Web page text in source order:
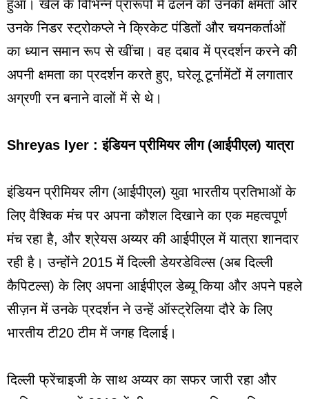
हुआ। खेल के विभिन्न प्रारूपों में ढलने की उनकी क्षमता और
उनके निडर स्ट्रोकप्ले ने क्रिकेट पंडितों और चयनकर्ताओं
का ध्यान समान रूप से खींचा। वह दबाव में प्रदर्शन करने की
अपनी क्षमता का प्रदर्शन करते हुए, घरेलू टूर्नामेंटों में लगातार
अग्रणी रन बनाने वालों में से थे।
Shreyas Iyer : इंडियन प्रीमियर लीग (आईपीएल) यात्रा
इंडियन प्रीमियर लीग (आईपीएल) युवा भारतीय प्रतिभाओं के
लिए वैश्विक मंच पर अपना कौशल दिखाने का एक महत्वपूर्ण
मंच रहा है, और श्रेयस अय्यर की आईपीएल में यात्रा शानदार
रही है। उन्होंने 2015 में दिल्ली डेयरडेविल्स (अब दिल्ली
कैपिटल्स) के लिए अपना आईपीएल डेब्यू किया और अपने पहले
सीज़न में उनके प्रदर्शन ने उन्हें ऑस्ट्रेलिया दौरे के लिए
भारतीय टी20 टीम में जगह दिलाई।
दिल्ली फ्रेंचाइजी के साथ अय्यर का सफर जारी रहा और